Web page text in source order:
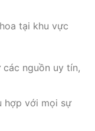
tại khu vực
nguồn uy tín,
hợp với mọi sự